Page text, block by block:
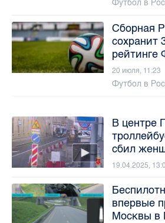
Футбол в
Сборная
сохранит
20 июля, 11:23
Футбол в
В центре
сбил
19.04.2025,
впервые
Москвы в